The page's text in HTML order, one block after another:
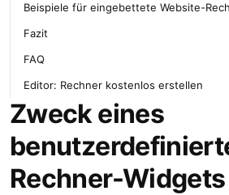
Zweck eines
Rechner-Widgets
Beispiele für eingebettete Website-
Fazit
FAQ
Editor: Rechner kostenlos erstellen